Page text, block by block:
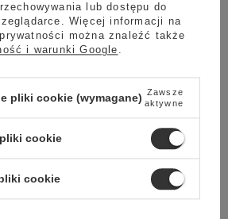
Wysyłka
Towar dostępny w magazynie
Darmowa dostawa
Sprawdź cennik
8 999,00 zł
lub dostępu do
Więcej informacji na
można znaleźć także
i warunki Google .
pliki cookie (wymagane) Zawsze
aktywne
cookie
cookie